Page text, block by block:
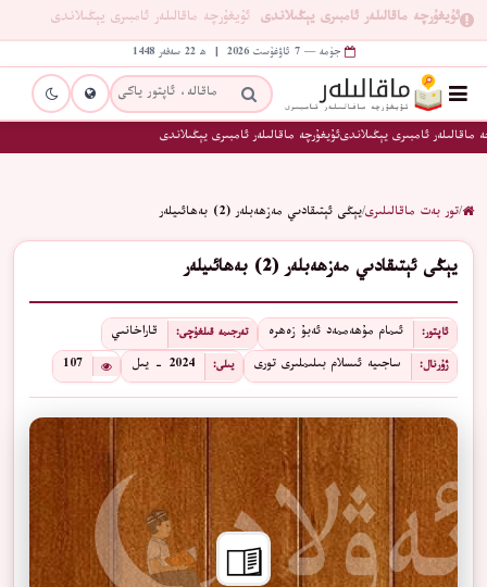
ئۇيغۇرچە ماقالىلەر ئامبىرى يېڭىلاندى ئۇيغۇرچە ماقالىلەر ئامبىرى يېڭىلاندى
جۈمە — 7 ئاۋغۇست 2026 | ھ 22 سەفەر 1448
ماقالىلەر ئامبىرى يېڭىلاندىئۇيغۇرچە ماقالىلەر ئامبىرى يېڭىلاندى
/تور بەت ماقالىلىرى/يېڭى ئېتىقادىي مەزھەبلەر (2) بەھائىيلەر
يېڭى ئېتىقادىي مەزھەبلەر (2) بەھائىيلەر
ئاپتور: ئىمام مۇھەممەد ئەبۇ زەھرە تەرجىمە قىلغۇچى: قاراخانىي
ژۇرنال: ساجىيە ئىسلام بىلىملىرى تورى يىلى: 2024 - يىل 107